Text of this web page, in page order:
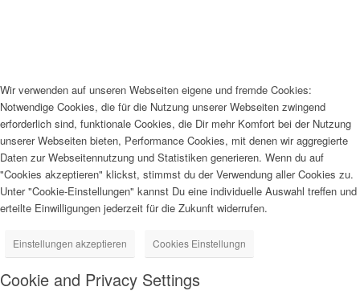
Wir verwenden auf unseren Webseiten eigene und fremde Cookies:
Notwendige Cookies, die für die Nutzung unserer Webseiten zwingend
erforderlich sind, funktionale Cookies, die Dir mehr Komfort bei der Nutzung
unserer Webseiten bieten, Performance Cookies, mit denen wir aggregierte
Daten zur Webseitennutzung und Statistiken generieren. Wenn du auf
"Cookies akzeptieren" klickst, stimmst du der Verwendung aller Cookies zu.
Unter "Cookie-Einstellungen" kannst Du eine individuelle Auswahl treffen und
erteilte Einwilligungen jederzeit für die Zukunft widerrufen.
Einstellungen akzeptieren Cookies Einstellungn
Cookie and Privacy Settings